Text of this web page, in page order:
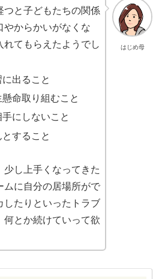
はじめ母
つと子どもたちの関係
やからかいがなくな
れてもらえたようでし
出ること
命取り組むこと
にしないこと
すること
少し上手くなってきた
ムに自分の居場所がで
したりといったトラブ
何とか続けていって欲